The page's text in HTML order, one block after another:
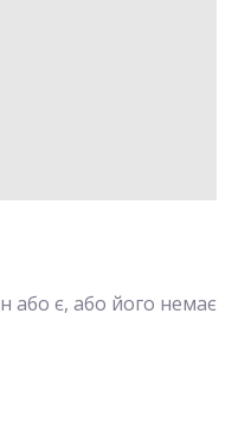
або є, або його немає